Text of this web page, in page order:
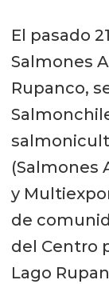
El pasado
Salmones
Rupanco,
(Salmones
y
de
del Centro
Lago